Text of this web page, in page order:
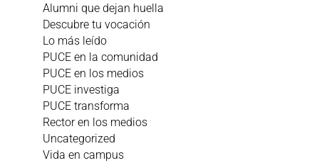
Alumni que dejan huella
Descubre tu vocación
Lo más leído
PUCE en la comunidad
PUCE en los medios
PUCE investiga
PUCE transforma
Rector en los medios
Uncategorized
Vida en campus